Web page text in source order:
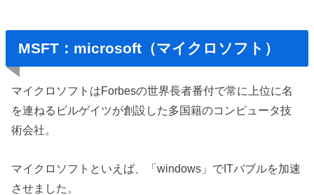
MSFT：microsoft（マイクロソフト）
マイクロソフトはForbesの世界長者番付で常に上位に名
を連ねるビルゲイツが創設した多国籍のコンピュータ技
術会社。
マイクロソフトといえば、「windows」でITバブルを加速
させました。